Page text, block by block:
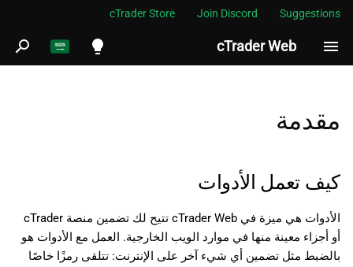
cTrader Store Join Discord Suggestions
cTrader Web
Melayu
ไทย
ب
ح
ث
مقدمة
كيف تعمل الأدوات
الأدوات هي ميزة في cTrader Web تتيح لك تضمين منصة cTrader
أو أجزاء معينة منها في موارد الويب الخارجية. العمل مع الأدوات هو
بالضبط مثل تضمين أي شيء آخر على الإنترنت: تتلقى رمزًا خاصًا